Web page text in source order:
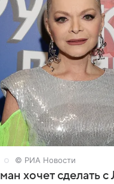
© РИА Новости
хочет сделать